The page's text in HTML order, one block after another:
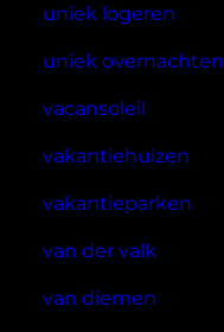
uniek logeren
uniek overnachten
vacansoleil
vakantiehuizen
vakantieparken
van der valk
van diemen